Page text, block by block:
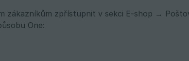
zákazníkům zpřístupnit v sekci E-shop →
One: